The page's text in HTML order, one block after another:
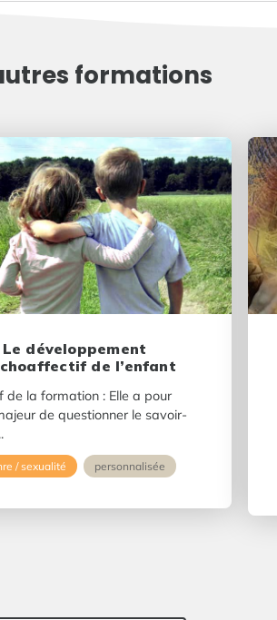
formations
Le développement
de l’enfant
de la formation : Elle a pour
de questionner le savoir-
/ sexualité personnalisée